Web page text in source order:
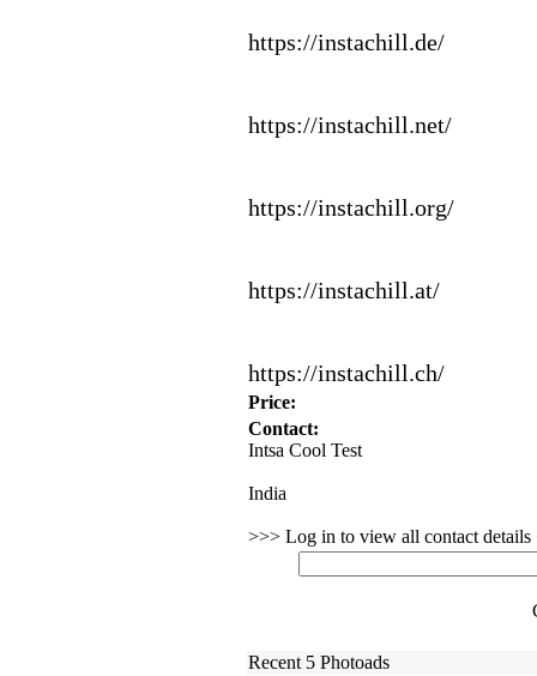
https://instachill.de/
https://instachill.net/
https://instachill.org/
https://instachill.at/
https://instachill.ch/
Price:
Contact:
Intsa Cool Test
India
>>> Log in to view all contact details
Recent 5 Photoads